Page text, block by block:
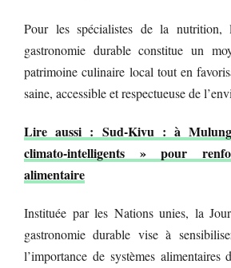
Pour les spécialistes de la
gastronomie durable constitue un
patrimoine culinaire local tout en
saine, accessible et respectueuse de
Lire aussi : Sud-Kivu : à
climato-intelligents » pour
alimentaire
Instituée par les Nations unies, la
gastronomie durable vise à
l’importance de systèmes alimentaires